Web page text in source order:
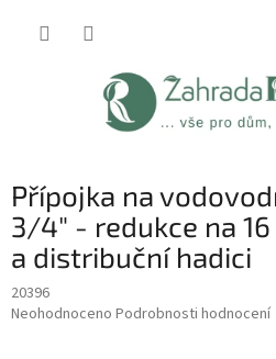
Přípojka na
3/4" - redukce na
a distribuční hadici
20396
Průměrné
Neohodnoceno Podrobnosti hodnocení